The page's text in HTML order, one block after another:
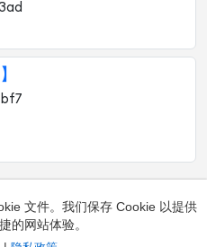
文件。我们保存 Cookie 以提供
的网站体验。